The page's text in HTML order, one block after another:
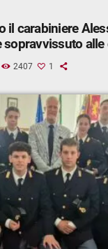
il carabiniere
sopravvissuto
2407 1